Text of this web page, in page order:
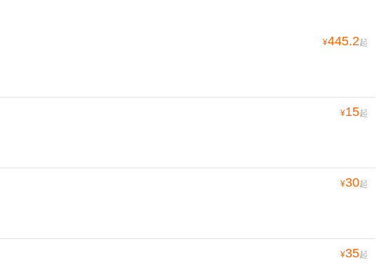
¥445.2起
¥15起
¥30起
¥35起